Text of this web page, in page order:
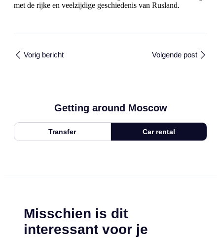
met de rijke en veelzijdige geschiedenis van Rusland.
Vorig bericht Volgende post
Getting around Moscow
Transfer Car rental
Misschien is dit
interessant voor je